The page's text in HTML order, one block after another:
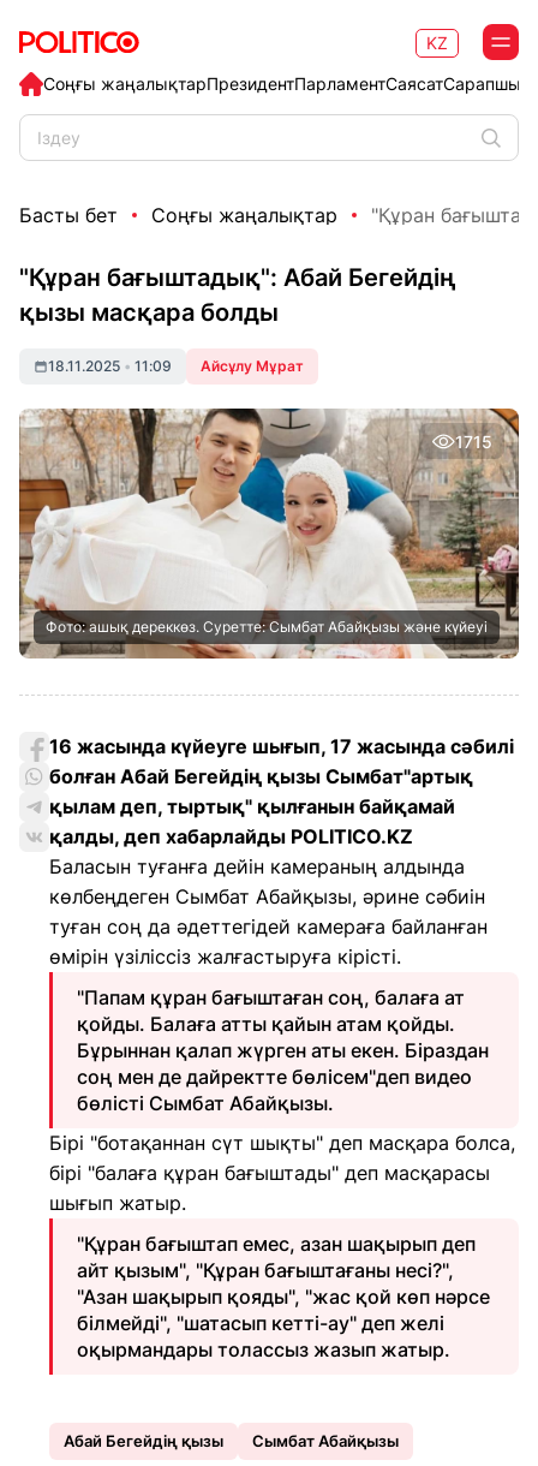
Соңғы жаңалықтарПрезидентПарламентСаясат
KZ
Басты бет Соңғы жаңалықтар "Құран
"Құран бағыштадық": Абай Бегейдің
қызы масқара болды
18.11.2025 • 11:09 Айсұлу Мұрат
1715
Фото: ашық дереккөз. Суретте: Сымбат Абайқызы және күйеуі
16 жасында күйеуге шығып, 17 жасында сәбилі
болған Абай Бегейдің қызы Сымбат"артық
қылам деп, тыртық" қылғанын байқамай
қалды, деп хабарлайды POLITICO.KZ
Баласын туғанға дейін камераның алдында
көлбеңдеген Сымбат Абайқызы, әрине сәбиін
туған соң да әдеттегідей камераға байланған
өмірін үзіліссіз жалғастыруға кірісті.
"Папам құран бағыштаған соң, балаға ат
қойды. Балаға атты қайын атам қойды.
Бұрыннан қалап жүрген аты екен. Біраздан
соң мен де дайректте бөлісем"деп видео
бөлісті Сымбат Абайқызы.
Бірі "ботақаннан сүт шықты" деп масқара болса,
бірі "балаға құран бағыштады" деп масқарасы
шығып жатыр.
"Құран бағыштап емес, азан шақырып деп
айт қызым", "Құран бағыштағаны несі?",
"Азан шақырып қояды", "жас қой көп нәрсе
білмейді", "шатасып кетті-ау" деп желі
оқырмандары толассыз жазып жатыр.
Абай Бегейдің қызы Сымбат Абайқызы